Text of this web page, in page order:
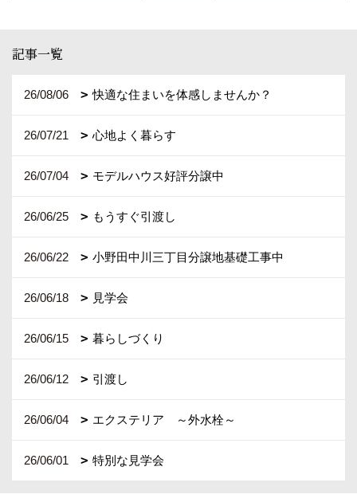
記事一覧
26/08/06 快適な住まいを体感しませんか？
26/07/21 心地よく暮らす
26/07/04 モデルハウス好評分譲中
26/06/25 もうすぐ引渡し
26/06/22 小野田中川三丁目分譲地基礎工事中
26/06/18 見学会
26/06/15 暮らしづくり
26/06/12 引渡し
26/06/04 エクステリア ～外水栓～
26/06/01 特別な見学会